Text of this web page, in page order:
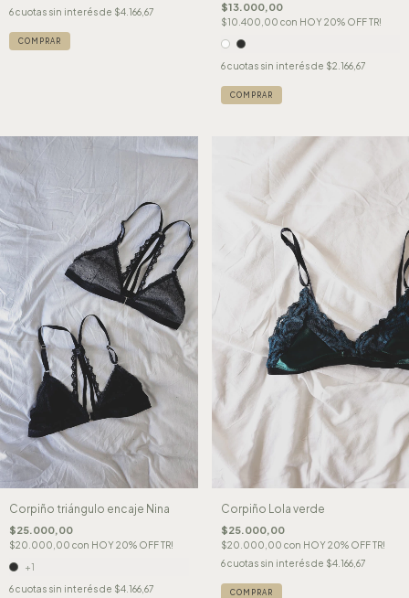
6cuotas sin interés de $4.166,67
COMPRAR
$13.000,00
$10.400,00 con HOY 20% OFF TR!
6 cuotas sin interés de $2.166,67
COMPRAR
Corpiño triángulo encaje Nina
$25.000,00
$20.000,00 con HOY 20% OFF TR!
+1
6cuotas sin interés de $4.166,67
Corpiño Lola verde
$25.000,00
$20.000,00 con HOY 20% OFF TR!
6 cuotas sin interés de $4.166,67
COMPRAR